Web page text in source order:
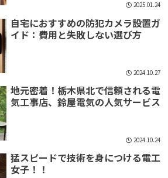
2025.01.24
自宅におすすめの防犯カメラ設置ガ
イド：費用と失敗しない選び方
2024.10.27
地元密着！栃木県北で信頼される電
気工事店、鈴屋電気の人気サービス
2024.10.24
猛スピードで技術を身につける電工
女子！！